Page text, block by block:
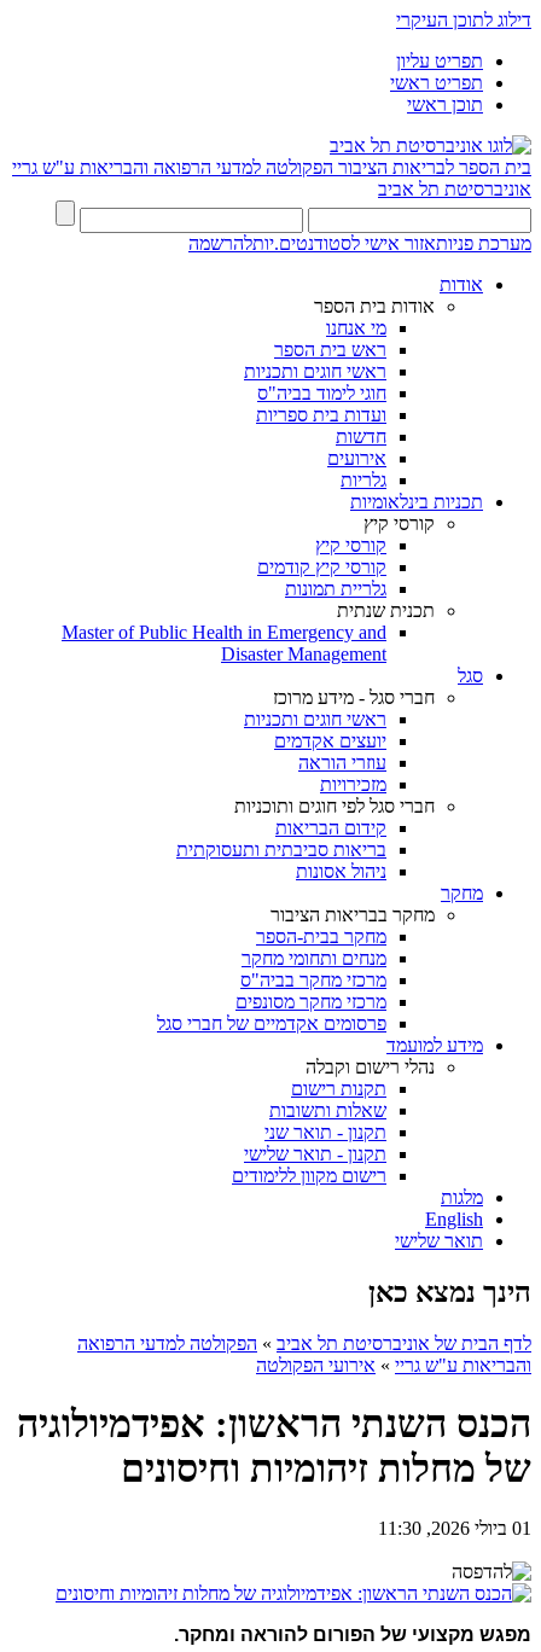
דילוג לתוכן העיקרי
תפריט עליון
תפריט ראשי
תוכן ראשי
בית הספר לבריאות הציבור הפקולטה למדעי הרפואה והבריאות ע"ש גריי
אוניברסיטת תל אביב
מערכת פניותאזור אישי לסטודנטים.יותלהרשמה
אודות
אודות בית הספר
מי אנחנו
ראש בית הספר
ראשי חוגים ותכניות
חוגי לימוד בביה"ס
ועדות בית ספריות
חדשות
אירועים
גלריות
תכניות בינלאומיות
קורסי קיץ
קורסי קיץ
קורסי קיץ קודמים
גלריית תמונות
תכנית שנתית
Master of Public Health in Emergency and
Disaster Management
סגל
חברי סגל - מידע מרוכז
ראשי חוגים ותכניות
יועצים אקדמים
עוזרי הוראה
מזכירויות
חברי סגל לפי חוגים ותוכניות
קידום הבריאות
בריאות סביבתית ותעסוקתית
ניהול אסונות
מחקר
מחקר בבריאות הציבור
מחקר בבית-הספר
מנחים ותחומי מחקר
מרכזי מחקר בביה"ס
מרכזי מחקר מסונפים
פרסומים אקדמיים של חברי סגל
מידע למועמד
נהלי רישום וקבלה
תקנות רישום
שאלות ותשובות
תקנון - תואר שני
תקנון - תואר שלישי
רישום מקוון ללימודים
מלגות
English
תואר שלישי
הינך נמצא כאן
לדף הבית של אוניברסיטת תל אביב » הפקולטה למדעי הרפואה
והבריאות ע"ש גריי » אירועי הפקולטה
הכנס השנתי הראשון: אפידמיולוגיה
של מחלות זיהומיות וחיסונים
01 ביולי 2026, 11:30
מפגש מקצועי של הפורום להוראה ומחקר.